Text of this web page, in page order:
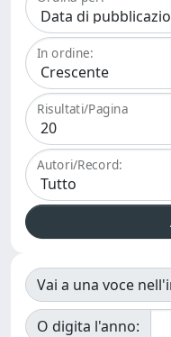
In ordine:
Risultati/Pagina
Autori/Record:
Vai a una voce
O digita l'anno: